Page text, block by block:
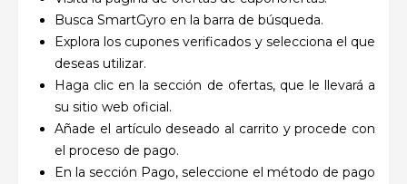
Busca SmartGyro en la barra de búsqueda.
Explora los cupones verificados y selecciona el que
deseas utilizar.
Haga clic en la sección de ofertas, que le llevará a
su sitio web oficial.
Añade el artículo deseado al carrito y procede con
el proceso de pago.
En la sección Pago, seleccione el método de pago